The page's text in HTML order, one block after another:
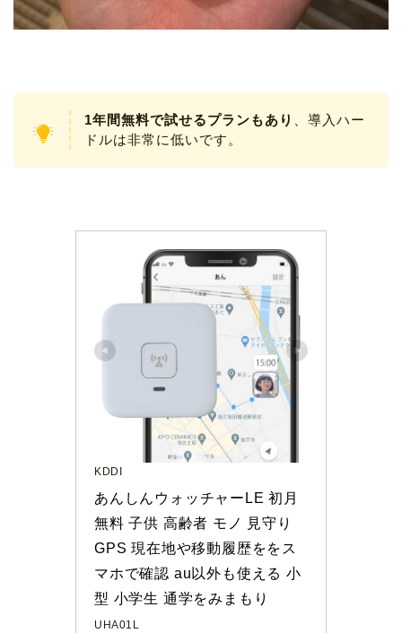
1年間無料で試せるプランもあり
、導入ハー
ドルは非常に低いです。
KDDI
あんしんウォッチャーLE 初月
無料 子供 高齢者 モノ 見守り
GPS 現在地や移動履歴ををス
マホで確認 au以外も使える 小
型 小学生 通学をみまもり
UHA01L